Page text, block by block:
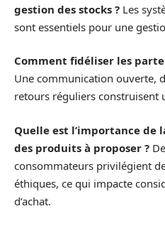
gestion des stocks ? Les
sont essentiels pour une
Comment fidéliser les
Une communication ouverte,
retours réguliers construisent
Quelle est l’importance
des produits à proposer ?
consommateurs privilégient
éthiques, ce qui impacte
d’achat.